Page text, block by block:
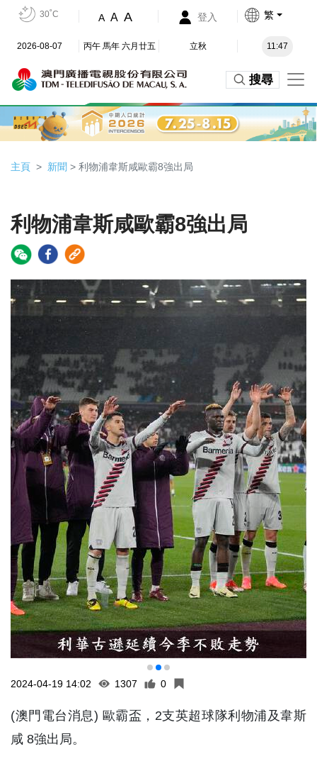
30˚C A A A 登入 繁
2026-08-07 丙午 馬年 六月廿五 立秋 11:47
搜尋
主頁 新聞 > 利物浦韋斯咸歐霸8強出局
利物浦韋斯咸歐霸8強出局
2024-04-19 14:02 1307 0
(澳門電台消息) 歐霸盃，2支英超球隊利物浦及韋斯
咸 8強出局。